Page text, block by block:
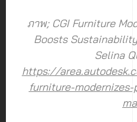
ภาพ; CGI Furniture
Boosts
Selina
https://
furniture-